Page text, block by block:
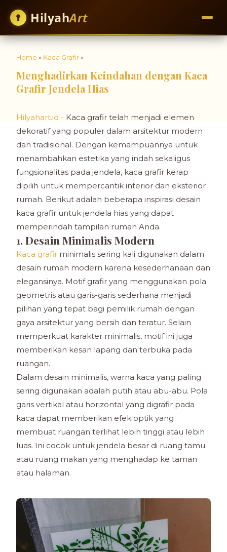
HilyahArt
Home » Kaca Grafir»
Menghadirkan Keindahan dengan Kaca
Grafir Jendela Hias
Hilyahart.id - Kaca grafir telah menjadi elemen
dekoratif yang populer dalam arsitektur modern
dan tradisional. Dengan kemampuannya untuk
menambahkan estetika yang indah sekaligus
fungsionalitas pada jendela, kaca grafir kerap
dipilih untuk mempercantik interior dan eksterior
rumah. Berikut adalah beberapa inspirasi desain
kaca grafir untuk jendela hias yang dapat
memperindah tampilan rumah Anda.
1. Desain Minimalis Modern
Kaca grafir minimalis sering kali digunakan dalam
desain rumah modern karena kesederhanaan dan
elegansinya. Motif grafir yang menggunakan pola
geometris atau garis-garis sederhana menjadi
pilihan yang tepat bagi pemilik rumah dengan
gaya arsitektur yang bersih dan teratur. Selain
memperkuat karakter minimalis, motif ini juga
memberikan kesan lapang dan terbuka pada
ruangan.
Dalam desain minimalis, warna kaca yang paling
sering digunakan adalah putih atau abu-abu. Pola
garis vertikal atau horizontal yang digrafir pada
kaca dapat memberikan efek optik yang
membuat ruangan terlihat lebih tinggi atau lebih
luas. Ini cocok untuk jendela besar di ruang tamu
atau ruang makan yang menghadap ke taman
atau halaman.